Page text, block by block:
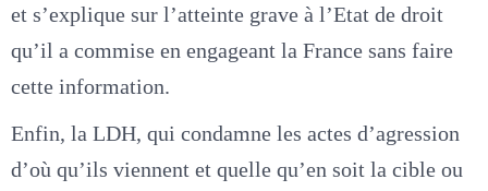
et s’explique sur l’atteinte grave à l’Etat de droit
qu’il a commise en engageant la France sans faire
cette information.
Enfin, la LDH, qui condamne les actes d’agression
d’où qu’ils viennent et quelle qu’en soit la cible ou